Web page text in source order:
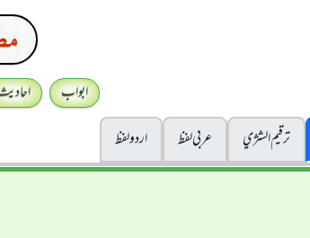
ابواب
ترقيم الشژي عربی لفظ
اردو لفظ